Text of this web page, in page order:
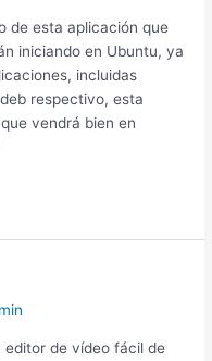
de esta aplicación que
iniciando en Ubuntu, ya
incluidas
respectivo, esta
vendrá bien en
editor de vídeo fácil de